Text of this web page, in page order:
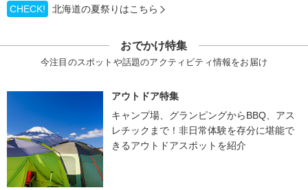
CHECK! 北海道の夏祭りはこちら
おでかけ特集
今注目のスポットや話題のアクティビティ情報をお届け
アウトドア特集
キャンプ場、グランピングからBBQ、アス
レチックまで！非日常体験を存分に堪能で
きるアウトドアスポットを紹介